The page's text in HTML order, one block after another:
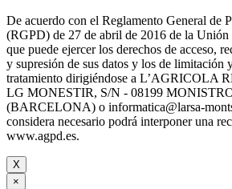
De acuerdo con el Reglamento General de
(RGPD) de 27 de abril de 2016 de la Unión
que puede ejercer los derechos de acceso,
y supresión de sus datos y los de limitación
tratamiento dirigiéndose a L’AGRICOLA
LG MONESTIR, S/N - 08199
(BARCELONA) o informatica@larsa-
considera necesario podrá interponer una
www.agpd.es.
X
×